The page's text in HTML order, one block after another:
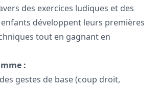
des exercices ludiques et des
développent leurs premières
tout en gagnant en
:
gestes de base (coup droit,